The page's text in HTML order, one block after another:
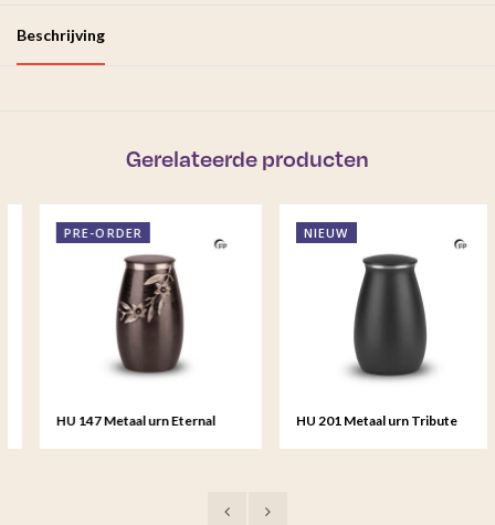
Beschrijving
Gerelateerde producten
PRE-ORDER
HU 147 Metaal urn Eternal
NIEUW
HU 201 Metaal urn Tribute